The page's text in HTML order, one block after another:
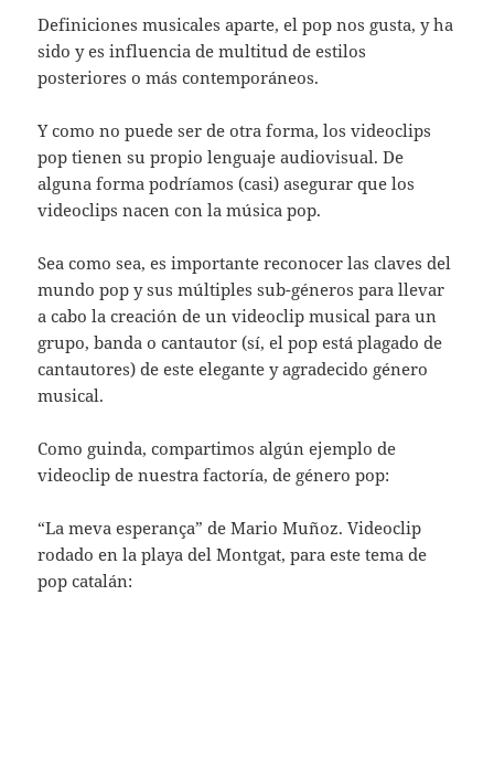
Definiciones musicales aparte, el pop nos gusta, y ha
sido y es influencia de multitud de estilos
posteriores o más contemporáneos.
Y como no puede ser de otra forma, los videoclips
pop tienen su propio lenguaje audiovisual. De
alguna forma podríamos (casi) asegurar que los
videoclips nacen con la música pop.
Sea como sea, es importante reconocer las claves del
mundo pop y sus múltiples sub-géneros para llevar
a cabo la creación de un videoclip musical para un
grupo, banda o cantautor (sí, el pop está plagado de
cantautores) de este elegante y agradecido género
musical.
Como guinda, compartimos algún ejemplo de
videoclip de nuestra factoría, de género pop:
“La meva esperança” de Mario Muñoz. Videoclip
rodado en la playa del Montgat, para este tema de
pop catalán: